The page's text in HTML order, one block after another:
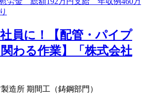
員に！【配管・パイプ
わる作業】「株式会社
造所 期間工（鋳鋼部門）